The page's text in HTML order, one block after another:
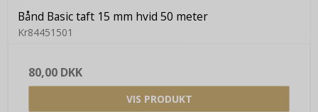
Bånd Basic taft 15 mm hvid 50 meter
Kr84451501
80,00 DKK
VIS PRODUKT